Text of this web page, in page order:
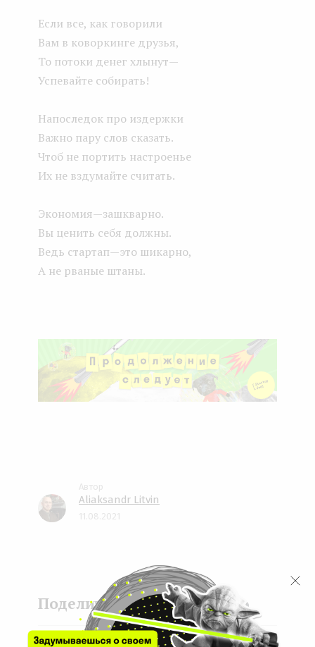
Если все, как говорили
Вам в коворкинге друзья,
То потоки денег хлынут —
Успевайте собирать!
Напоследок про издержки
Важно пару слов сказать.
Чтоб не портить настроенье
Их не вздумайте считать.
Экономия — зашкварно.
Вы ценить себя должны.
Ведь стартап — это шикарно,
А не рваные штаны.
Aliaksandr Litvin
11.08.2021
Face Twit Lin